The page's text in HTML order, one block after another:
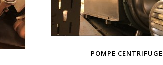
POMPE CENTRIFUGE